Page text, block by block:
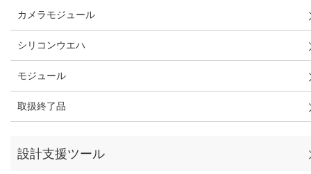
カメラモジュール
シリコンウエハ
モジュール
取扱終了品
設計支援ツール